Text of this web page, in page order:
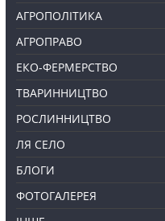
АГРОПОЛІТИКА
АГРОПРАВО
ЕКО-ФЕРМЕРСТВО
ТВАРИННИЦТВО
РОСЛИННИЦТВО
ЛЯ СЕЛО
БЛОГИ
ФОТОГАЛЕРЕЯ